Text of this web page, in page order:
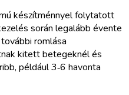
készítménnyel folytatott
során legalább évente
romlása
kitett betegeknél és
például 3‑6 havonta